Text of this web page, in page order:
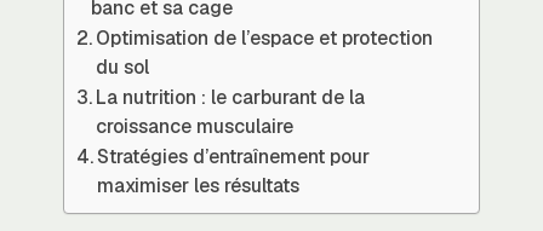
banc et sa cage
Optimisation de l’espace et protection
du sol
La nutrition : le carburant de la
croissance musculaire
Stratégies d’entraînement pour
maximiser les résultats